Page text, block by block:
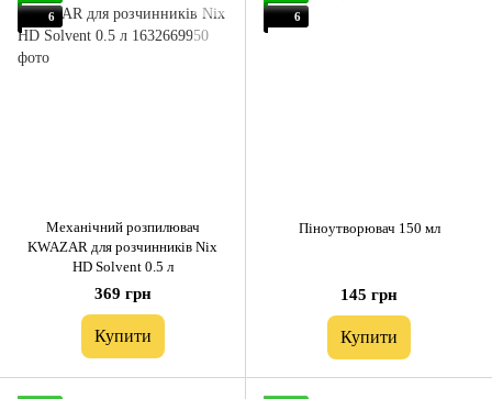
6
Механічний розпилювач
KWAZAR для розчинників Nix
HD Solvent 0.5 л
369 грн
Купити
6
Піноутворювач 150 мл
145 грн
Купити